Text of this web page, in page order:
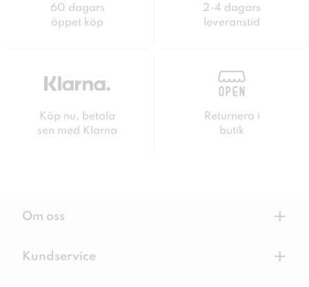
60 dagars
öppet köp
2-4 dagars
leveranstid
Köp nu, betala
sen med Klarna
Returnera i
butik
Om oss +
Kundservice +